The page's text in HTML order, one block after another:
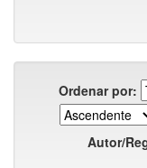
Ordenar por:
Autor/